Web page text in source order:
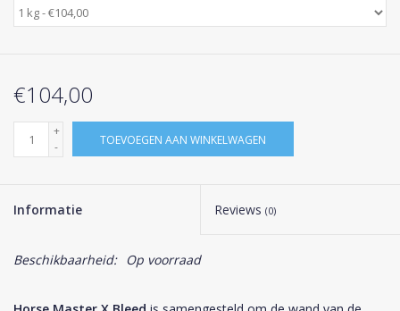
€104,00
+
-
TOEVOEGEN AAN WINKELWAGEN
Informatie Reviews (0)
Beschikbaarheid: Op voorraad